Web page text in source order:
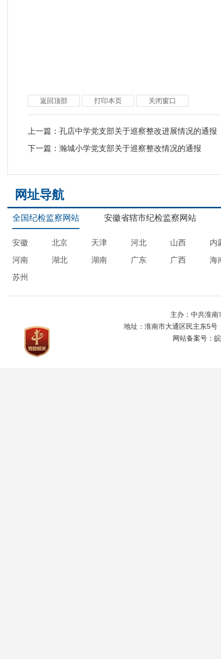
返回顶部 打印本页 关闭窗口
上一篇： 孔店中学党支部关于巡察整改进展情况的通报
下一篇： 瀚城小学党支部关于巡察整改情况的通报
网址导航
全国纪检监察网站 安徽省辖市纪检监察网站
安徽 北京 天津 河北 山西 内
河南 湖北 湖南 广东 广西 海
苏州
主办：中共淮
地址：淮南市大通区民主东5号
网站备案号：